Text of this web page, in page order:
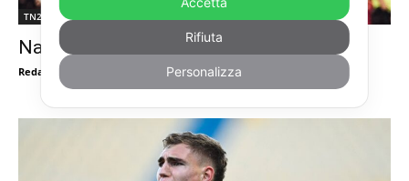
TN24TV SPORT
Napoli-Roma 2-2, highlights e goal
RedazioneTn24 Febbraio 16, 2026
Rifiuta
Personalizza